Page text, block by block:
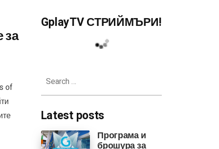
за
of
GplayTV СТРИЙМЪРИ!
for:
Latest posts
Програма и
брошура за